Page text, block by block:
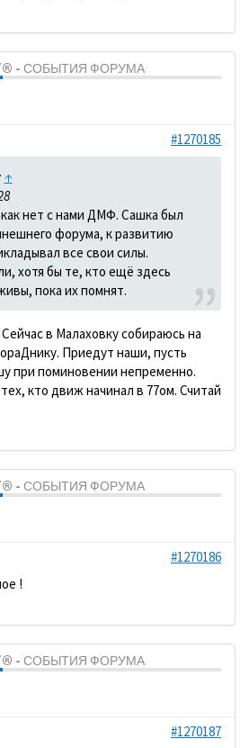
IT® - СОБЫТИЯ ФОРУМА
#1270185
↑
как нет с нами ДМФ. Сашка был
форума, к развитию
все свои силы.
хотя бы те, кто ещё здесь
пока их помнят.
в Малаховку собираюсь на
Приедут наши, пусть
при поминовении непременно.
кто движ начинал в 77ом. Считай
IT® - СОБЫТИЯ ФОРУМА
#1270186
!
IT® - СОБЫТИЯ ФОРУМА
#1270187